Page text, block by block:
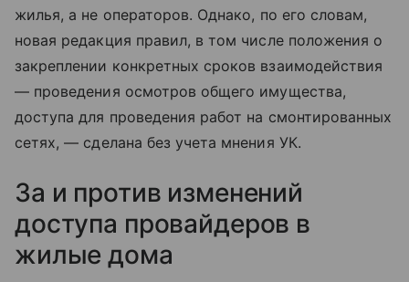
жилья, а не операторов. Однако, по его словам,
новая редакция правил, в том числе положения о
закреплении конкретных сроков взаимодействия
— проведения осмотров общего имущества,
доступа для проведения работ на смонтированных
сетях, — сделана без учета мнения УК.
За и против изменений
доступа провайдеров в
жилые дома